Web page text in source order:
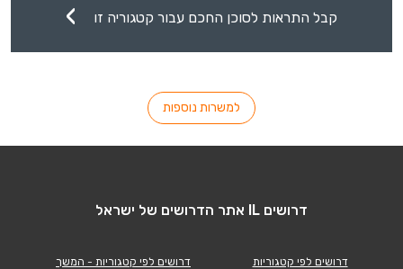
קבל התראות לסוכן החכם עבור קטגוריה זו
למשרות נוספות
דרושים IL אתר הדרושים של ישראל
דרושים לפי קטגוריות
דרושים לפי קטגוריות - המשך